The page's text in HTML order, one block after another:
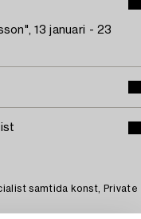
13 januari - 23
samtida konst, Private